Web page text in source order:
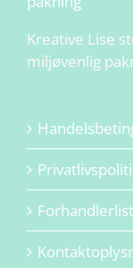
Kreative Lise
miljøvenlig